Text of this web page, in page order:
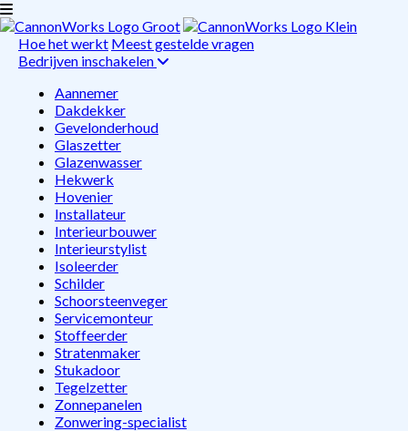
Hoe het werkt Meest gestelde vragen
Bedrijven inschakelen
Aannemer
Dakdekker
Gevelonderhoud
Glaszetter
Glazenwasser
Hekwerk
Hovenier
Installateur
Interieurbouwer
Interieurstylist
Isoleerder
Schilder
Schoorsteenveger
Servicemonteur
Stoffeerder
Stratenmaker
Stukadoor
Tegelzetter
Zonnepanelen
Zonwering-specialist